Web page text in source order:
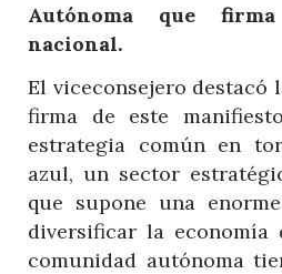
Autónoma que
nacional.
El viceconsejero destacó
firma de este
estrategia común en
azul, un sector
que supone una
diversificar la economía
comunidad autónoma